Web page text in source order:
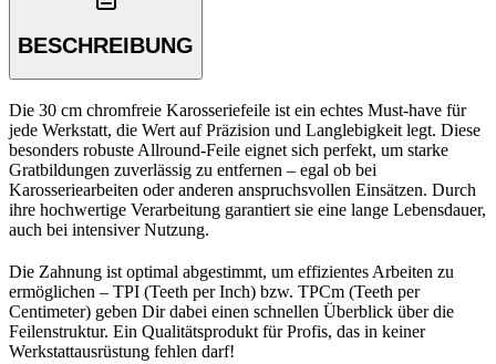
BESCHREIBUNG
Die 30 cm chromfreie Karosseriefeile ist ein echtes Must-have für
jede Werkstatt, die Wert auf Präzision und Langlebigkeit legt. Diese
besonders robuste Allround-Feile eignet sich perfekt, um starke
Gratbildungen zuverlässig zu entfernen – egal ob bei
Karosseriearbeiten oder anderen anspruchsvollen Einsätzen. Durch
ihre hochwertige Verarbeitung garantiert sie eine lange Lebensdauer,
auch bei intensiver Nutzung.
Die Zahnung ist optimal abgestimmt, um effizientes Arbeiten zu
ermöglichen – TPI (Teeth per Inch) bzw. TPCm (Teeth per
Centimeter) geben Dir dabei einen schnellen Überblick über die
Feilenstruktur. Ein Qualitätsprodukt für Profis, das in keiner
Werkstattausrüstung fehlen darf!